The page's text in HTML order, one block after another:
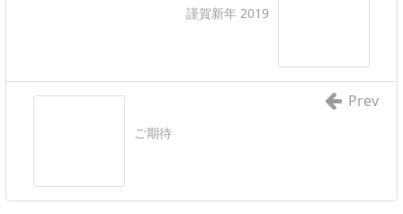
謹賀新年 2019
ご期待
Prev